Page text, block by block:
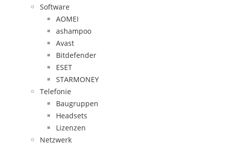
Software
AOMEI
ashampoo
Avast
Bitdefender
ESET
STARMONEY
Telefonie
Baugruppen
Headsets
Lizenzen
Netzwerk